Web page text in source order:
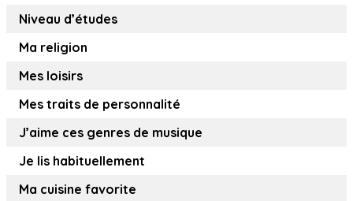
Niveau d’études
Ma religion
Mes loisirs
Mes traits de personnalité
J’aime ces genres de musique
Je lis habituellement
Ma cuisine favorite